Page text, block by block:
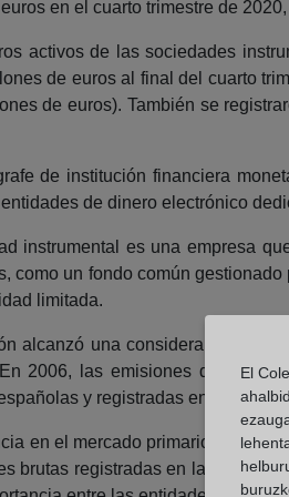
en el cuarto trimestre de
activos de las sociedades
de euros al final del cuarto
de euros). También se
de institución financiera
de dinero electrónico
instrumental es una empresa
como un fondo común
limitada.
alcanzó una considerable
2006, las emisiones de
y registradas en la
en el mercado primario
brutas registradas en la CNMV
El